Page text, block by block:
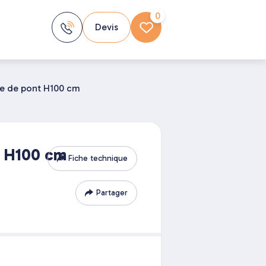
Devis
0
de pont H100 cm
cmFiche technique
Partager